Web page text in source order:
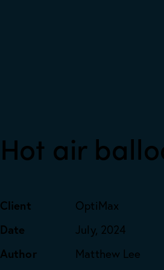
Hot air
Client
OptiMax
Date
July, 2024
Author
Matthew Lee